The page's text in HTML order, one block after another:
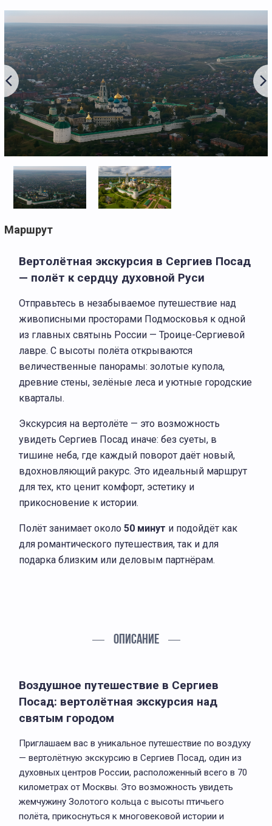
Маршрут
Вертолётная экскурсия в Сергиев Посад
— полёт к сердцу духовной Руси
Отправьтесь в незабываемое путешествие над
живописными просторами Подмосковья к одной
из главных святынь России — Троице-Сергиевой
лавре. С высоты полёта открываются
величественные панорамы: золотые купола,
древние стены, зелёные леса и уютные городские
кварталы.
Экскурсия на вертолёте — это возможность
увидеть Сергиев Посад иначе: без суеты, в
тишине неба, где каждый поворот даёт новый,
вдохновляющий ракурс. Это идеальный маршрут
для тех, кто ценит комфорт, эстетику и
прикосновение к истории.
Полёт занимает около 50 минут и подойдёт как
для романтического путешествия, так и для
подарка близким или деловым партнёрам.
ОПИСАНИЕ
Воздушное путешествие в Сергиев
Посад: вертолётная экскурсия над
святым городом
Приглашаем вас в уникальное путешествие по воздуху
— вертолётную экскурсию в Сергиев Посад, один из
духовных центров России, расположенный всего в 70
километрах от Москвы. Это возможность увидеть
жемчужину Золотого кольца с высоты птичьего
полёта, прикоснуться к многовековой истории и